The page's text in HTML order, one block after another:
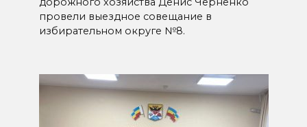
провели выездное совещание в
избирательном округе №8.